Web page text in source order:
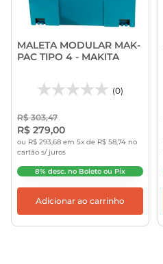
MALETA MODULAR MAK-
PAC TIPO 4 - MAKITA
(0)
R$ 303,47
R$ 279,00
ou R$ 293,68 em 5x de R$ 58,74 no
cartão s/ juros
8% desc. no Boleto ou Pix
Adicionar ao carrinho